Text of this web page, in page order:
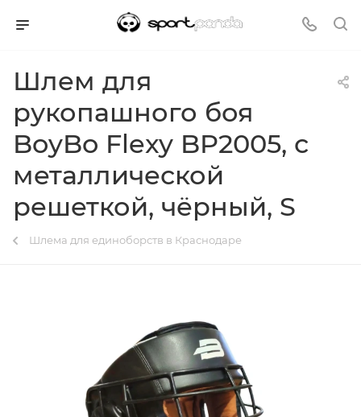
Шлем для
рукопашного боя
BoyBo Flexy BP2005, с
металлической
решеткой, чёрный, S
Шлема для единоборств в Краснодаре